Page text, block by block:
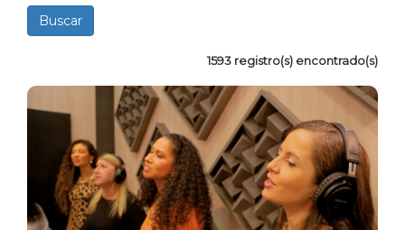
1593 registro(s) encontrado(s)